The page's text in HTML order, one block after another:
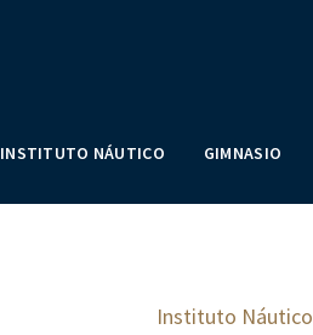
INSTITUTO NÁUTICO GIMNASIO
Instituto Náutico